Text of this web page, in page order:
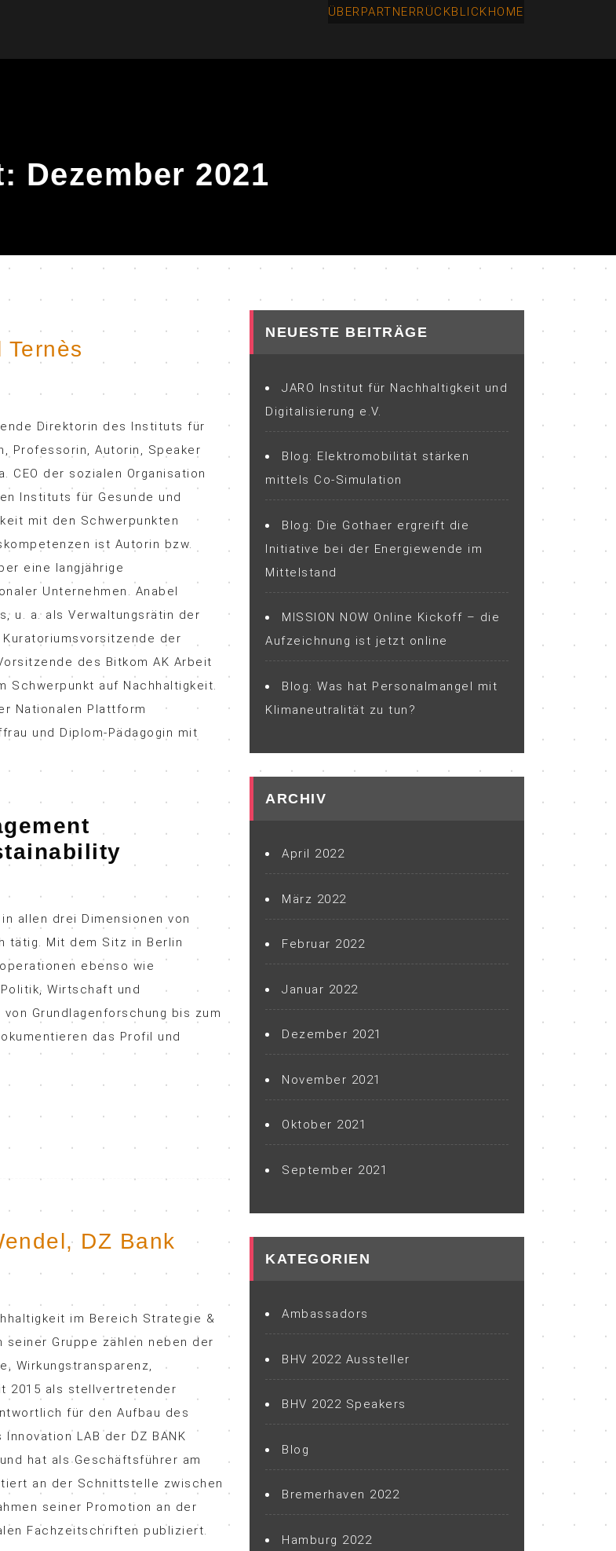
HOME
RÜCKBLICK
PARTNER
ÜBER
Dezember 2021
Direktorin des Instituts für
Professorin, Autorin, Speaker
CEO der sozialen Organisation
Instituts für Gesunde und
mit den Schwerpunkten
ist Autorin bzw.
eine langjährige
Unternehmen. Anabel
u. a. als Verwaltungsrätin der
Kuratoriumsvorsitzende der
des Bitkom AK Arbeit
Schwerpunkt auf Nachhaltigkeit.
Nationalen Plattform
und Diplom-Pädagogin mit
allen drei Dimensionen von
tätig. Mit dem Sitz in Berlin
ebenso wie
Wirtschaft und
Grundlagenforschung bis zum
das Profil und
DZ Bank
im Bereich Strategie &
seiner Gruppe zählen neben der
Wirkungstransparenz,
2015 als stellvertretender
für den Aufbau des
LAB der DZ BANK
hat als Geschäftsführer am
an der Schnittstelle zwischen
seiner Promotion an der
Fachzeitschriften publiziert.
NEUESTE BEITRÄGE
JARO Institut für Nachhaltigkeit und
Digitalisierung e.V.
Blog: Elektromobilität stärken
mittels Co-Simulation
Blog: Die Gothaer ergreift die
Initiative bei der Energiewende im
Mittelstand
MISSION NOW Online Kickoff – die
Aufzeichnung ist jetzt online
Blog: Was hat Personalmangel mit
Klimaneutralität zu tun?
ARCHIV
April 2022
März 2022
Februar 2022
Januar 2022
Dezember 2021
November 2021
Oktober 2021
September 2021
KATEGORIEN
Ambassadors
BHV 2022 Aussteller
BHV 2022 Speakers
Blog
Bremerhaven 2022
Hamburg 2022